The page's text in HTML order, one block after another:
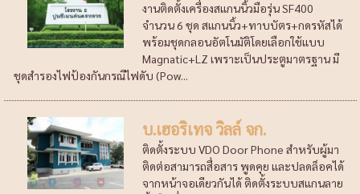
งานติดตั้งเครื่องสแกนนิ้วมือรุ่น SF400
จำนวน 6 ชุด สแกนนิ้ว+ทาบบัตร+กดรหัสได้
พร้อมชุดกลอนอัตโนมัติโดยเลือกใช้แบบ
Magnatic+LZ เพราะเป็นประตูมาตรฐาน มี
ชุดสำรองไฟป้องกันกรณีไฟดับ (Pow...
บ.เฮอริเทจ วิลล์ จก.
ติดตั้งระบบ VDO Door Phone สำหรับผู้มา
ติดต่อสามารถสื่อสาร พูดคุย และปลดล็อคได้
จากหน้าจอเดียวกันได้ ติดตั้งระบบสแกนลาย